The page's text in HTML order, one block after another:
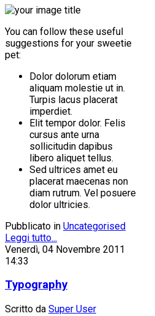
You can follow these useful
suggestions for your sweetie
pet:
Dolor dolorum etiam
aliquam molestie ut in.
Turpis lacus placerat
imperdiet.
Elit tempor dolor. Felis
cursus ante urna
sollicitudin dapibus
libero aliquet tellus.
Sed ultrices amet eu
placerat maecenas non
diam rutrum. Vel posuere
dolor ultricies.
Pubblicato in Uncategorised
Leggi tutto...
Venerdì, 04 Novembre 2011
14:33
Typography
Scritto da Super User